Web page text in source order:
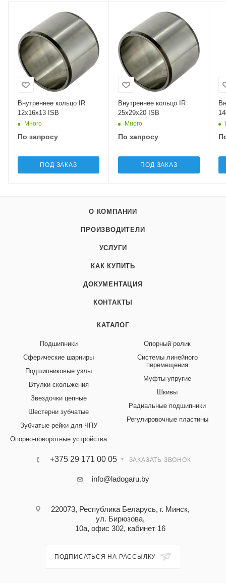
Внутреннее кольцо IR
12x16x13 ISB
Много
По запросу
ПОД ЗАКАЗ
Внутреннее кольцо IR
25x29x20 ISB
Много
По запросу
ПОД ЗАКАЗ
О КОМПАНИИ
ПРОИЗВОДИТЕЛИ
УСЛУГИ
КАК КУПИТЬ
ДОКУМЕНТАЦИЯ
КОНТАКТЫ
КАТАЛОГ
Подшипники
Сферические шарниры
Подшипниковые узлы
Втулки скольжения
Звездочки цепные
Шестерни зубчатые
Зубчатые рейки для ЧПУ
Опорно-поворотные устройства
Опорный ролик
Системы линейного
перемещения
Муфты упругие
Шкивы
Радиальные подшипники
Регулировочные пластины
+375 29 171 00 05 ЗАКАЗАТЬ ЗВОНОК
info@ladogaru.by
220073, Республика Беларусь, г. Минск,
ул. Бирюзова,
10а, офис 302, кабинет 16
ПОДПИСАТЬСЯ НА РАССЫЛКУ